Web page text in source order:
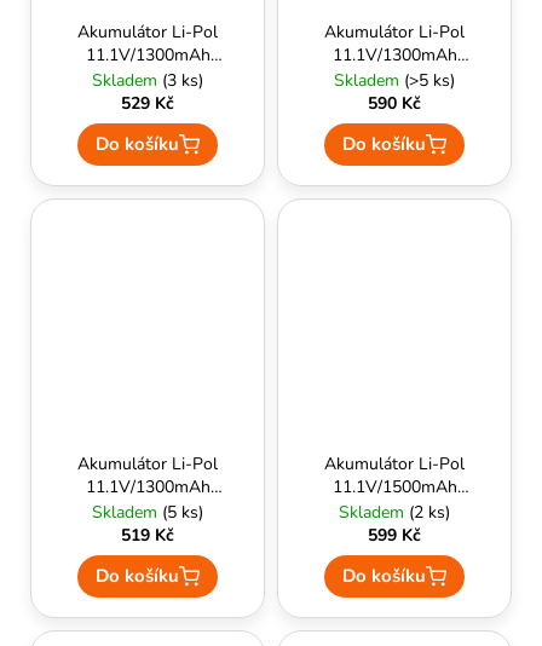
Akumulátor Li-Pol
11.1V/1300mAh
(20C) Dean konektor
- VB Power
Skladem (3 ks)
529 Kč
Do košíku
Akumulátor Li-Pol
11.1V/1300mAh
PEQ Style (15C) -
VB Power
Skladem (>5 ks)
590 Kč
Do košíku
Akumulátor Li-Pol
11.1V/1300mAh
PEQ Style (20-40C)
Dean konektor - VB
Power
Skladem (5 ks)
519 Kč
Do košíku
Akumulátor Li-Pol
11.1V/1500mAh
PEQ Style (20C) -
VB Power
Skladem (2 ks)
599 Kč
Do košíku